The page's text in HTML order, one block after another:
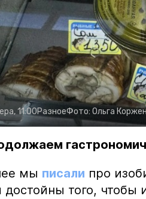
11:00РазноеФото: Ольга
мы писали про
достойны того, чтобы